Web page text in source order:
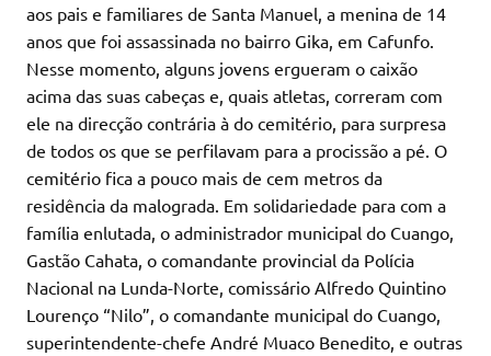
aos pais e familiares de Santa Manuel, a menina de 14
anos que foi assassinada no bairro Gika, em Cafunfo.
Nesse momento, alguns jovens ergueram o caixão
acima das suas cabeças e, quais atletas, correram com
ele na direcção contrária à do cemitério, para surpresa
de todos os que se perfilavam para a procissão a pé. O
cemitério fica a pouco mais de cem metros da
residência da malograda. Em solidariedade para com a
família enlutada, o administrador municipal do Cuango,
Gastão Cahata, o comandante provincial da Polícia
Nacional na Lunda-Norte, comissário Alfredo Quintino
Lourenço “Nilo”, o comandante municipal do Cuango,
superintendente-chefe André Muaco Benedito, e outras